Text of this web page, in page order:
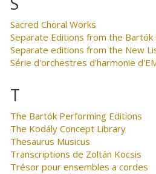
Sacred Choral Works
Separate Editions from the Bartók
Separate editions from the New
Série d'orchestres d'harmonie
T
The Bartók Performing Editions
The Kodály Concept Library
Thesaurus Musicus
Transcriptions de Zoltán Kocsis
Trésor pour ensembles a cordes